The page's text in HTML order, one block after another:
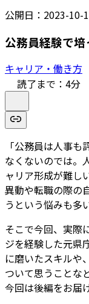
公開日： 2023-10-
公務員経験で培
キャリア・働き方
読了まで： 4分
「公務員は人事
なくないのでは。
ャリア形成が難し
異動や転職の際の
うという悩みも多
そこで今回、実際
ジを経験した元県
に磨いたスキルや
ついて思うことな
今回は後編をお届け